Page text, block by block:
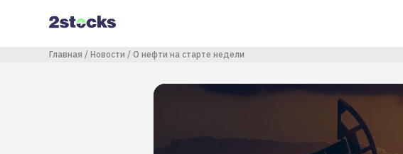
содержанию
Строка навигации
Главная Новости О нефти на старте недели